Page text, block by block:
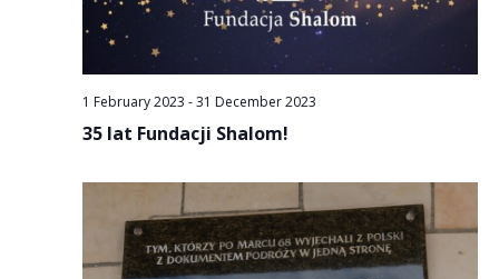
1 February 2023 -31 December 2023
35 lat Fundacji Shalom!